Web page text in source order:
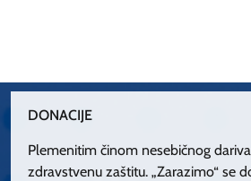
DONACIJE
Plemenitim činom nesebičnog
zdravstvenu zaštitu. „Zarazimo“ se